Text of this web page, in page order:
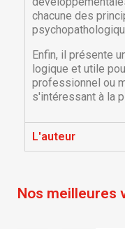
Créer une
Connexion
chacune des
Enfin, il présente
logique et utile
professionnel ou
s'intéressant à la
L'auteur
Nos meilleures